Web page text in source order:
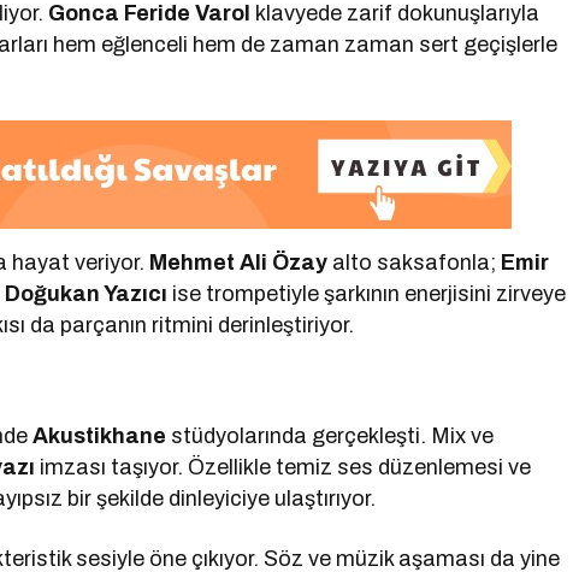
Gonca Feride Varol klavyede zarif dokunuşlarıyla
hem eğlenceli hem de zaman zaman sert geçişlerle
hayat veriyor. Mehmet Ali Özay alto saksafonla; Emir
Doğukan Yazıcı ise trompetiyle şarkının enerjisini zirveye
da parçanın ritmini derinleştiriyor.
Akustikhane stüdyolarında gerçekleşti. Mix ve
imzası taşıyor. Özellikle temiz ses düzenlemesi ve
bir şekilde dinleyiciye ulaştırıyor.
sesiyle öne çıkıyor. Söz ve müzik aşaması da yine